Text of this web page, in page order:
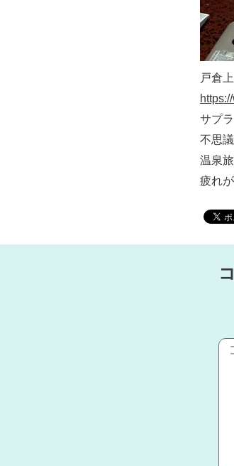
戸倉
サプ
不思
温泉
疲れ